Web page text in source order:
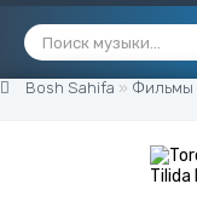
Bosh Sahifa » Фильмы